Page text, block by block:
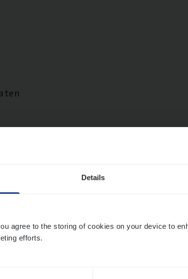
Details
agree to the storing of cookies on your device to
efforts.